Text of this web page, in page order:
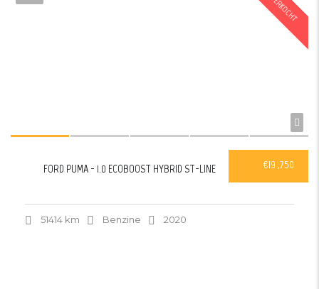
VERKOCHT
€19 ,750
FORD PUMA - 1.0 ECOBOOST HYBRID ST-LINE
51414 km Benzine 2020